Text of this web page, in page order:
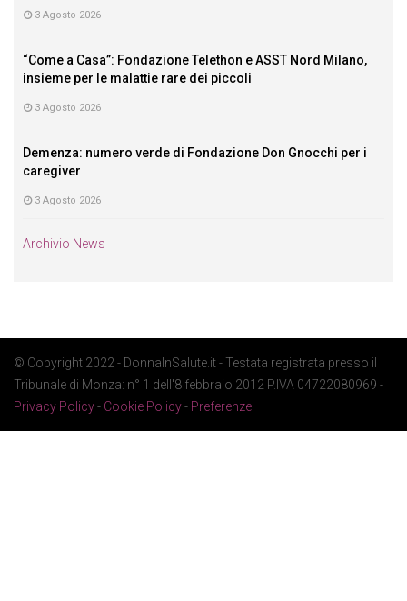
3 Agosto 2026
“Come a Casa”: Fondazione Telethon e ASST Nord Milano,
insieme per le malattie rare dei piccoli
3 Agosto 2026
Demenza: numero verde di Fondazione Don Gnocchi per i
caregiver
3 Agosto 2026
Archivio News
© Copyright 2022 - DonnaInSalute.it - Testata registrata presso il
Tribunale di Monza: n° 1 dell'8 febbraio 2012 P.IVA 04722080969 -
Privacy Policy- Cookie Policy- Preferenze